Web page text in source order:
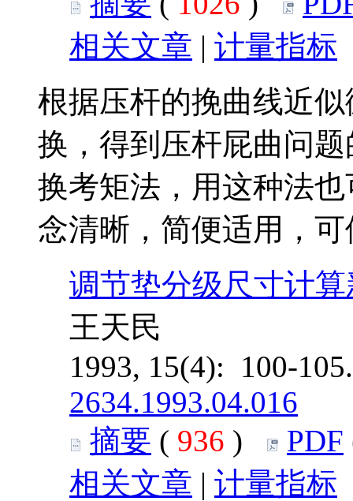
相关文章 | 计量指标
根据压杆的挽曲线近
换，得到压杆屁曲问
换考矩法，用这种法
念清晰，简便适用，
调节垫分级尺寸计
王天民
1993, 15(4): 100-
2634.1993.04.016
摘要 ( 936 ) PDF
相关文章 | 计量指标